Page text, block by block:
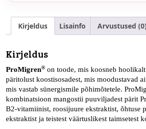
Kirjeldus Lisainfo Arvustused
Kirjeldus
ProMigren® on toode, mis koosneb
päritolust koostisosadest, mis moodustavad
mis vastab sünergismile põhimõtetele.
kombinatsioon mangostii puuviljadest pärit
B2-vitamiinist, roosijuure ekstraktist, õhtuse
ekstraktist ja teistest väärtuslikest taimsetest